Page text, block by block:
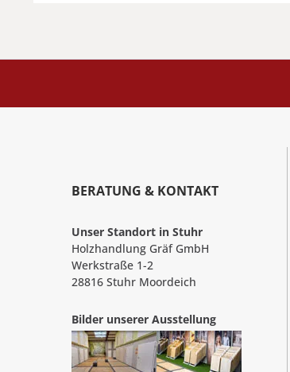
BERATUNG & KONTAKT
Unser Standort in Stuhr
Holzhandlung Gräf GmbH
Werkstraße 1-2
28816 Stuhr Moordeich
Bilder unserer Ausstellung